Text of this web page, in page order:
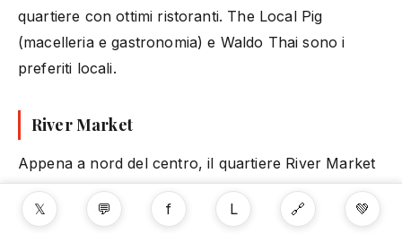
quartiere con ottimi ristoranti. The Local Pig
(macelleria e gastronomia) e Waldo Thai sono i
preferiti locali.
River Market
Appena a nord del centro, il quartiere River Market
si trova lungo il fiume Missouri e ospita il più antico
mercato contadino della città. Il mercato settimanale
𝕏 💬 f L 🔗 💚